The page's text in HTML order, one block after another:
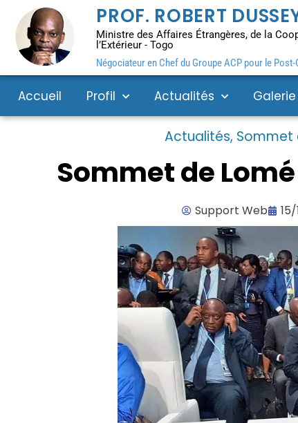
PROF. ROBERT
Ministre des Affaires Étrangères, de la
l’Extérieur - Togo
Négociateur en Chef du Groupe ACP pour le
Accueil Profil Actualités
Actualités, Sommet
Sommet de
Support Web